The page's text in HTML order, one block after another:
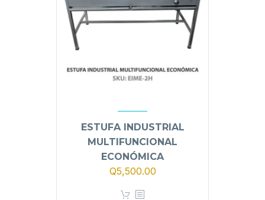
ESTUFA INDUSTRIAL
MULTIFUNCIONAL
ECONÓMICA
Q5,500.00